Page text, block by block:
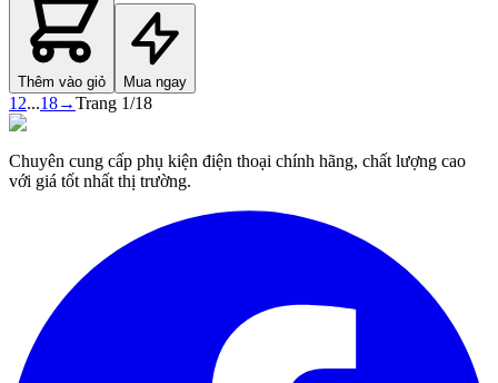
Thêm vào giỏ Mua ngay
1 2...18→Trang 1/18
Chuyên cung cấp phụ kiện điện thoại chính hãng, chất lượng cao
với giá tốt nhất thị trường.